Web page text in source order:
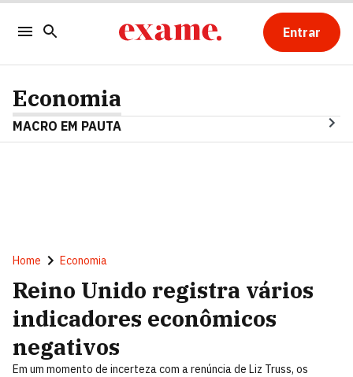
Entrar
Economia
MACRO EM PAUTA
Home Economia
Reino Unido registra vários
indicadores econômicos
negativos
Em um momento de incerteza com a renúncia de Liz Truss, os